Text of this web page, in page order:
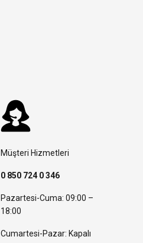
Müşteri Hizmetleri
0 850 724 0 346
Pazartesi-Cuma: 09:00 –
18:00
Cumartesi-Pazar: Kapalı